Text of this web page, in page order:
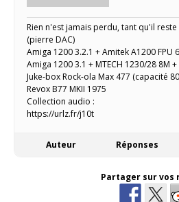
Rien n'est jamais perdu, tant qu'il
(pierre DAC)
Amiga 1200 3.2.1 + Amitek A1200 FPU
Amiga 1200 3.1 + MTECH 1230/28 8M +
Juke-box Rock-ola Max 477 (capacité
Revox B77 MKII 1975
Collection audio :
https://urlz.fr/j10t
Auteur Réponses
Partager sur vos